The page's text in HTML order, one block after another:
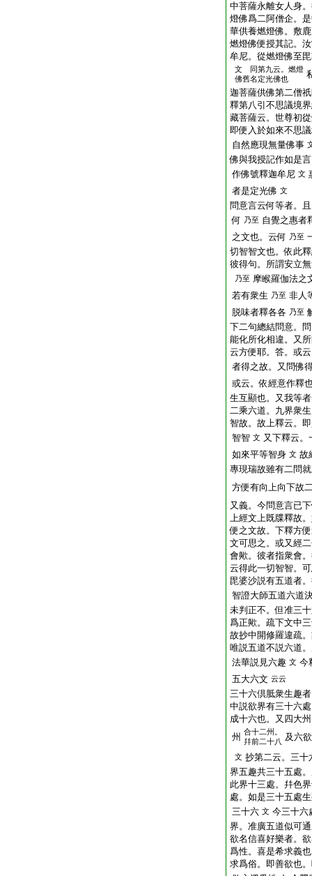
中菩薩永離女人身
燈佛爲二阿僧企。
華供養燃燈佛。敷
燃燈佛便授其記。
牟尼。從燃燈佛至
文 同第九云。燃燈
佛舊名定光佛也
迦菩薩供佛第二僧
釋第八引不思議境
藏菩薩云。世尊初
即便入於如來不思
自然應現無量佛事
佛與我授記作如是
作佛號釋迦牟尼 文
者是定光佛 文
問意言云何等者。
何 乃至 自覺之惠者
之文也。云何 乃至
切智智文也。依此
彼得句。所謂安立
乃至 摩睺羅伽法之
若有衆生 乃至 非人
脱味者釋各各 乃至
下二句總結問意。
能化所化相違。又
云方便耶。答。或
者得之故。又問佛
或云。依經意作釋
生互顯也。又我等
二乘六道。九界衆
智故。故上釋云。
智智 文 又下釋云。
如來平等智身 文 故
專現瑞故雖有二問
方便有向上向下故
又義。今問意言已
上經文上既牒釋故
便之文故。下釋方
文可思之。或又經
會歟。彼者指衆會
云得此一切智智。
毘婆沙説有五道者
智證大師五道六道
未判正不。但准三
爲正歟。疏下文中
故抄中開修羅違疏
唯説五道不説六道
法華説見六趣 文 今
五大六文 云云
三十六倶胝衆生趣
中説欲界有三十六
成十六也。又四大
州 合十二州。
幷前二十八 及六
文 抄第二云。三十
界五趣共三十五處
此界十三處。幷色
處。如是三十五處
三十六 文 今三十六
界。准廣五道似可
欲名信喜好樂者。
爲性。喜是希求義
求爲俗。即善欲也